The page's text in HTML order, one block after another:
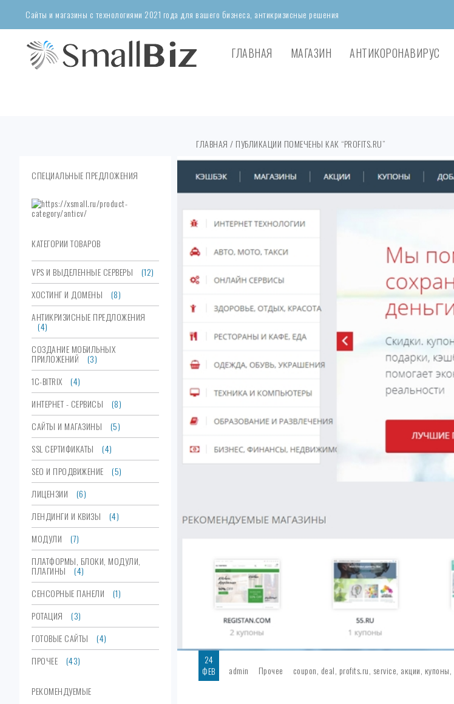
Сайты и магазины с технологиями 2021 года для вашего бизнеса, антикризисные решения
ГЛАВНАЯ МАГАЗИН АНТИКОРОНАВИРУС
СПЕЦИАЛЬНЫЕ ПРЕДЛОЖЕНИЯ
КАТЕГОРИИ ТОВАРОВ
VPS И ВЫДЕЛЕННЫЕ СЕРВЕРЫ
(12)
ХОСТИНГ И ДОМЕНЫ
(8)
АНТИКРИЗИСНЫЕ ПРЕДЛОЖЕНИЯ
(4)
СОЗДАНИЕ МОБИЛЬНЫХ
ПРИЛОЖЕНИЙ
(3)
1C-BITRIX
(4)
ИНТЕРНЕТ - СЕРВИСЫ
(8)
САЙТЫ И МАГАЗИНЫ
(5)
SSL СЕРТИФИКАТЫ
(4)
SEO И ПРОДВИЖЕНИЕ
(5)
ЛИЦЕНЗИИ
(6)
ЛЕНДИНГИ И КВИЗЫ
(4)
МОДУЛИ
(7)
ПЛАТФОРМЫ, БЛОКИ, МОДУЛИ,
ПЛАГИНЫ
(4)
СЕНСОРНЫЕ ПАНЕЛИ
(1)
РОТАЦИЯ
(3)
ГОТОВЫЕ САЙТЫ
(4)
ПРОЧЕЕ
(43)
РЕКОМЕНДУЕМЫЕ
ГЛАВНАЯ / ПУБЛИКАЦИИ ПОМЕЧЕНЫ КАК “PROFITS.RU”
24
ФЕВ
admin Прочее coupon deal profits.ru service акции купоны